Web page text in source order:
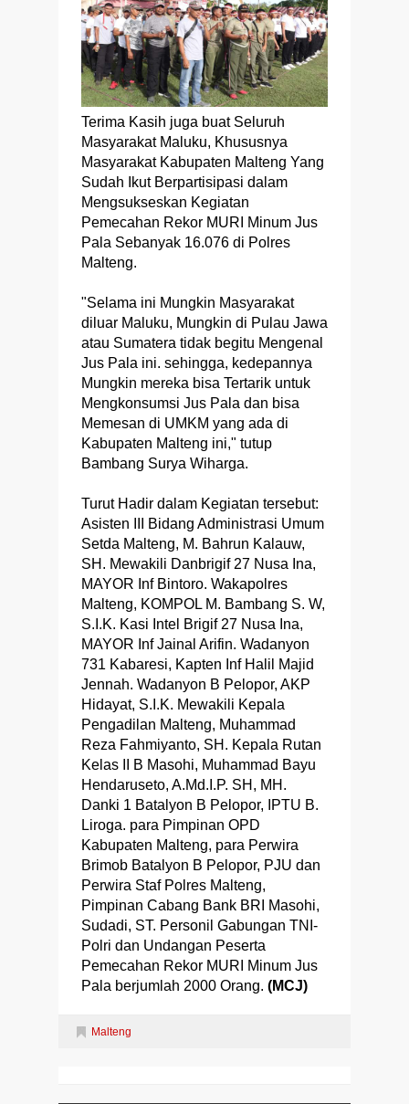
Terima Kasih juga buat Seluruh
Masyarakat Maluku, Khususnya
Masyarakat Kabupaten Malteng Yang
Sudah Ikut Berpartisipasi dalam
Mengsukseskan Kegiatan
Pemecahan Rekor MURI Minum Jus
Pala Sebanyak 16.076 di Polres
Malteng.
"Selama ini Mungkin Masyarakat
diluar Maluku, Mungkin di Pulau Jawa
atau Sumatera tidak begitu Mengenal
Jus Pala ini. sehingga, kedepannya
Mungkin mereka bisa Tertarik untuk
Mengkonsumsi Jus Pala dan bisa
Memesan di UMKM yang ada di
Kabupaten Malteng ini," tutup
Bambang Surya Wiharga.
Turut Hadir dalam Kegiatan tersebut:
Asisten III Bidang Administrasi Umum
Setda Malteng, M. Bahrun Kalauw,
SH. Mewakili Danbrigif 27 Nusa Ina,
MAYOR Inf Bintoro. Wakapolres
Malteng, KOMPOL M. Bambang S. W,
S.I.K. Kasi Intel Brigif 27 Nusa Ina,
MAYOR Inf Jainal Arifin. Wadanyon
731 Kabaresi, Kapten Inf Halil Majid
Jennah. Wadanyon B Pelopor, AKP
Hidayat, S.I.K. Mewakili Kepala
Pengadilan Malteng, Muhammad
Reza Fahmiyanto, SH. Kepala Rutan
Kelas II B Masohi, Muhammad Bayu
Hendaruseto, A.Md.I.P. SH, MH.
Danki 1 Batalyon B Pelopor, IPTU B.
Liroga. para Pimpinan OPD
Kabupaten Malteng, para Perwira
Brimob Batalyon B Pelopor, PJU dan
Perwira Staf Polres Malteng,
Pimpinan Cabang Bank BRI Masohi,
Sudadi, ST. Personil Gabungan TNI-
Polri dan Undangan Peserta
Pemecahan Rekor MURI Minum Jus
Pala berjumlah 2000 Orang. (MCJ)
Malteng